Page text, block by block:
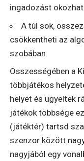
ingadozást
A túl sok,
csökkentheti az
szobában.
Összességében a
többjátékos
helyet és ügyeltek
játékok többsége
(játéktér) tartsd
szenzor között
nagyjából egy